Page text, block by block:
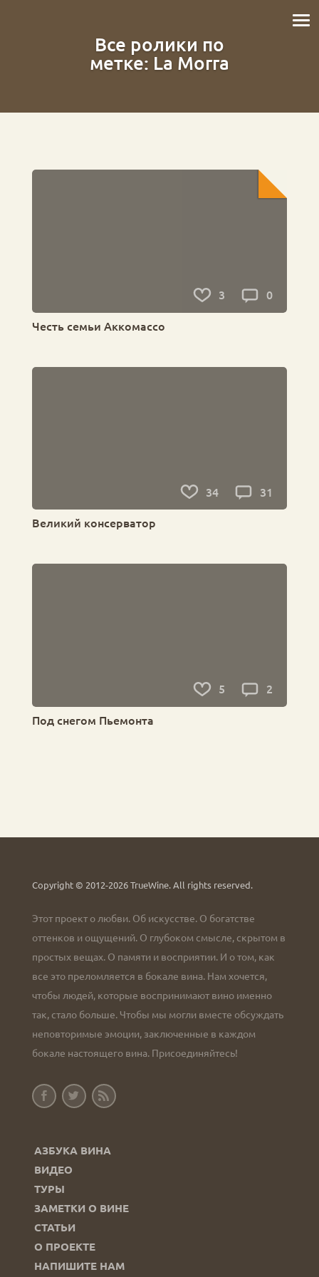
Все ролики по
метке: La Morra
0
3
Честь семьи Аккомассо
31
34
Великий консерватор
2
5
Под снегом Пьемонта
Copyright © 2012-2026 TrueWine.All rights reserved.
Этот проект о любви. Об искусстве. О богатстве
оттенков и ощущений. О глубоком смысле, скрытом в
простых вещах. О памяти и восприятии. И о том, как
все это преломляется в бокале вина. Нам хочется,
чтобы людей, которые воспринимают вино именно
так, стало больше. Чтобы мы могли вместе обсуждать
неповторимые эмоции, заключенные в каждом
бокале настоящего вина. Присоединяйтесь!
АЗБУКА ВИНА
ВИДЕО
ТУРЫ
ЗАМЕТКИ О ВИНЕ
СТАТЬИ
О ПРОЕКТЕ
НАПИШИТЕ НАМ